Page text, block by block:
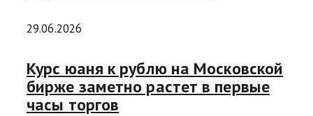
29.06.2026
Курс юаня к рублю на Московской
бирже заметно растет в первые
часы торгов